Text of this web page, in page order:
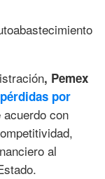
, Pemex
pérdidas por
acuerdo con
al